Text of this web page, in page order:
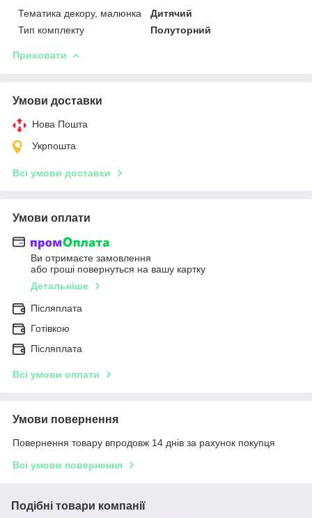
Тематика декору, малюнка
Дитячий
Тип комплекту
Полуторний
Приховати
Умови доставки
Нова Пошта
Укрпошта
Всі умови доставки
Умови оплати
Ви отримаєте замовлення
або гроші повернуться на вашу картку
Детальніше
Післяплата
Готівкою
Післяплата
Всі умови оплати
Умови повернення
Повернення товару впродовж 14 днів за рахунок покупця
Всі умови повернення
Подібні товари компанії